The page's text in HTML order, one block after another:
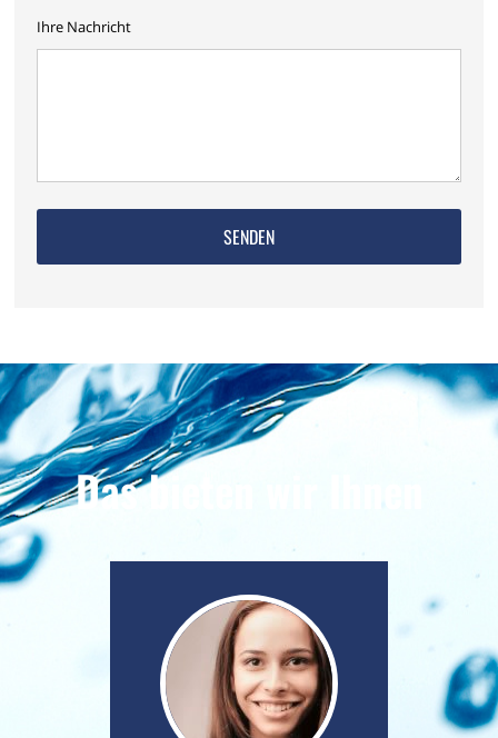
Ihre Nachricht
Das bieten wir Ihnen